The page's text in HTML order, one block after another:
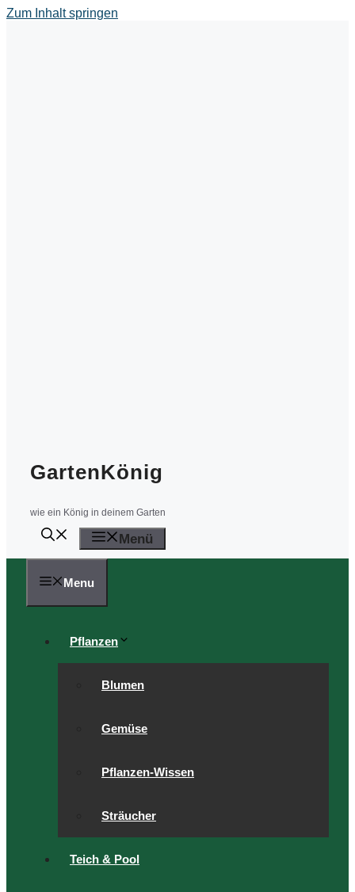
Zum Inhalt springen
GartenKönig
wie ein König in deinem Garten
Menü
Menu
Pflanzen
Blumen
Gemüse
Pflanzen-Wissen
Sträucher
Teich & Pool